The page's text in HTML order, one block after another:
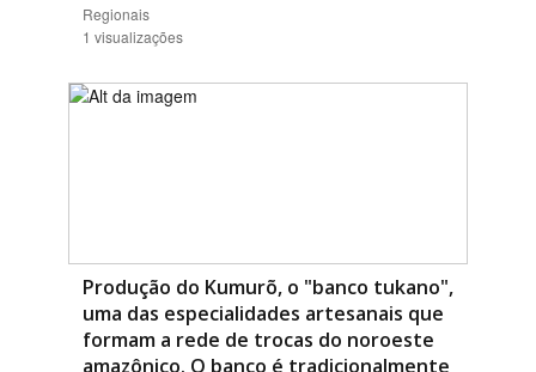
Regionais
1 visualizações
Produção do Kumurõ, o "banco tukano",
uma das especialidades artesanais que
formam a rede de trocas do noroeste
amazônico. O banco é tradicionalmente